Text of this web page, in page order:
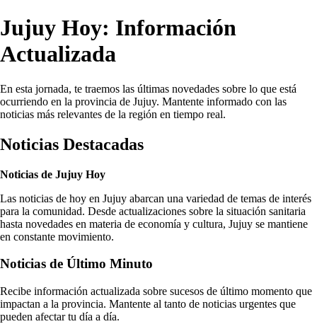
Jujuy Hoy: Información
Actualizada
En esta jornada, te traemos las últimas novedades sobre lo que está
ocurriendo en la provincia de Jujuy. Mantente informado con las
noticias más relevantes de la región en tiempo real.
Noticias Destacadas
Noticias de Jujuy Hoy
Las noticias de hoy en Jujuy abarcan una variedad de temas de interés
para la comunidad. Desde actualizaciones sobre la situación sanitaria
hasta novedades en materia de economía y cultura, Jujuy se mantiene
en constante movimiento.
Noticias de Último Minuto
Recibe información actualizada sobre sucesos de último momento que
impactan a la provincia. Mantente al tanto de noticias urgentes que
pueden afectar tu día a día.